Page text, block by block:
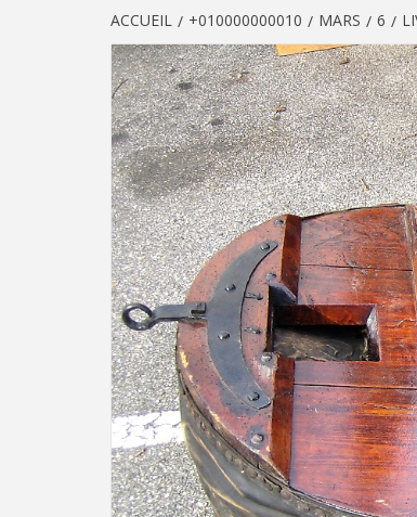
ACCUEIL +010000000010 MARS 6